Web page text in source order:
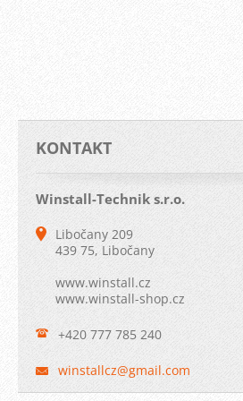
KONTAKT
Winstall-Technik s.r.o.
Libočany 209
439 75, Libočany
www.winstall.cz
www.winstall-shop.cz
+420 777 785 240
winstallcz@gmail.com